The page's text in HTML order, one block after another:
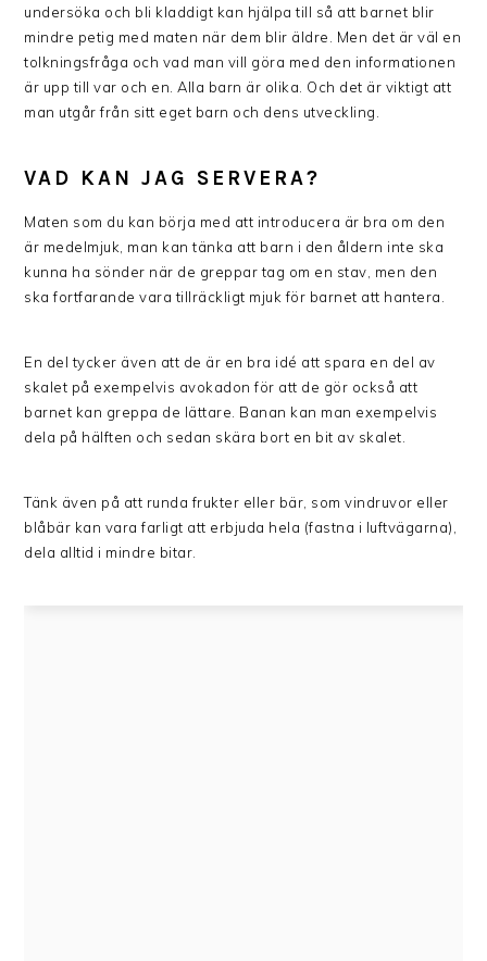
undersöka och bli kladdigt kan hjälpa till så att barnet blir
mindre petig med maten när dem blir äldre. Men det är väl en
tolkningsfråga och vad man vill göra med den informationen
är upp till var och en. Alla barn är olika. Och det är viktigt att
man utgår från sitt eget barn och dens utveckling.
VAD KAN JAG SERVERA?
Maten som du kan börja med att introducera är bra om den
är medelmjuk, man kan tänka att barn i den åldern inte ska
kunna ha sönder när de greppar tag om en stav, men den
ska fortfarande vara tillräckligt mjuk för barnet att hantera.
En del tycker även att de är en bra idé att spara en del av
skalet på exempelvis avokadon för att de gör också att
barnet kan greppa de lättare. Banan kan man exempelvis
dela på hälften och sedan skära bort en bit av skalet.
Tänk även på att runda frukter eller bär, som vindruvor eller
blåbär kan vara farligt att erbjuda hela (fastna i luftvägarna),
dela alltid i mindre bitar.